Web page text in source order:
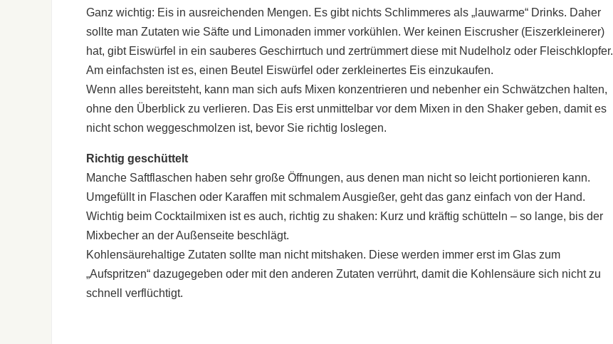
Ganz wichtig: Eis in ausreichenden Mengen. Es gibt nichts Schlimmeres als „lauwarme“ Drinks. Daher
sollte man Zutaten wie Säfte und Limonaden immer vorkühlen. Wer keinen Eiscrusher (Eiszerkleinerer)
hat, gibt Eiswürfel in ein sauberes Geschirrtuch und zertrümmert diese mit Nudelholz oder Fleischklopfer.
Am einfachsten ist es, einen Beutel Eiswürfel oder zerkleinertes Eis einzukaufen.
Wenn alles bereitsteht, kann man sich aufs Mixen konzentrieren und nebenher ein Schwätzchen halten,
ohne den Überblick zu verlieren. Das Eis erst unmittelbar vor dem Mixen in den Shaker geben, damit es
nicht schon weggeschmolzen ist, bevor Sie richtig loslegen.
Richtig geschüttelt
Manche Saftflaschen haben sehr große Öffnungen, aus denen man nicht so leicht portionieren kann.
Umgefüllt in Flaschen oder Karaffen mit schmalem Ausgießer, geht das ganz einfach von der Hand.
Wichtig beim Cocktailmixen ist es auch, richtig zu shaken: Kurz und kräftig schütteln – so lange, bis der
Mixbecher an der Außenseite beschlägt.
Kohlensäurehaltige Zutaten sollte man nicht mitshaken. Diese werden immer erst im Glas zum
„Aufspritzen“ dazugegeben oder mit den anderen Zutaten verrührt, damit die Kohlensäure sich nicht zu
schnell verflüchtigt.